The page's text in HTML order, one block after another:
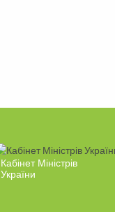
Кабінет Міністрів
України